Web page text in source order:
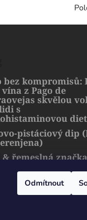
Odmítnout
bez kompromisů:
z Pago de
skvělou
s
pistáciový dip
& řemeslná značka
přírody a